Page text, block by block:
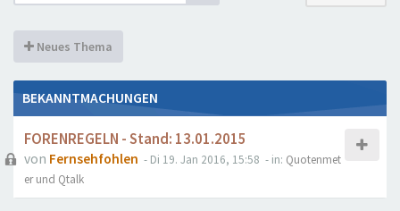
Neues Thema
BEKANNTMACHUNGEN
FORENREGELN - Stand: 13.01.2015
von Fernsehfohlen - Di 19. Jan 2016, 15:58 - in: Quotenmet
er und Qtalk